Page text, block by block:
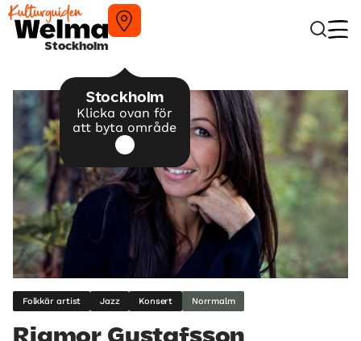
Stockholm
Stockholm
Klicka ovan för
att byta område
Folkkär artist Jazz Konsert Norrmalm